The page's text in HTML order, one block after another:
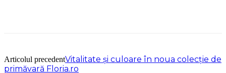
Articolul precedentVitalitate și culoare în noua colecție de
primăvară Floria.ro